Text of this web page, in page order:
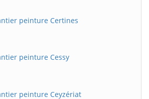
peinture Certines
peinture Cessy
peinture Ceyzériat